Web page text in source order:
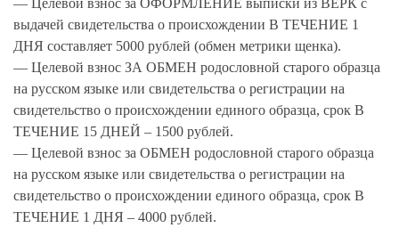
— Целевой взнос за ОФОРМЛЕНИЕ выписки из ВЕРК с
выдачей свидетельства о происхождении В ТЕЧЕНИЕ 1
ДНЯ составляет 5000 рублей (обмен метрики щенка).
— Целевой взнос ЗА ОБМЕН родословной старого образца
на русском языке или свидетельства о регистрации на
свидетельство о происхождении единого образца, срок В
ТЕЧЕНИЕ 15 ДНЕЙ – 1500 рублей.
— Целевой взнос за ОБМЕН родословной старого образца
на русском языке или свидетельства о регистрации на
свидетельство о происхождении единого образца, срок В
ТЕЧЕНИЕ 1 ДНЯ – 4000 рублей.